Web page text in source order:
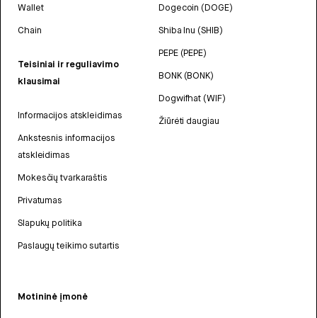
Wallet
Chain
Teisiniai ir reguliavimo
klausimai
Informacijos atskleidimas
Ankstesnis informacijos
atskleidimas
Mokesčių tvarkaraštis
Privatumas
Slapukų politika
Paslaugų teikimo sutartis
Dogecoin (DOGE)
Shiba Inu (SHIB)
PEPE (PEPE)
BONK (BONK)
Dogwifhat (WIF)
Žiūrėti daugiau
Motininė įmonė